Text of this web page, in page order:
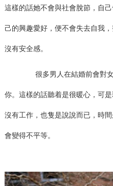
這樣的話她不會與社會脫節，自
己的興趣愛好，便不會失去自我
沒有安全感。
很多男人在結婚前會對女
你。這樣的話聽着是很暖心，可
沒有工作，也隻是說說而已，時
會變得不平等。